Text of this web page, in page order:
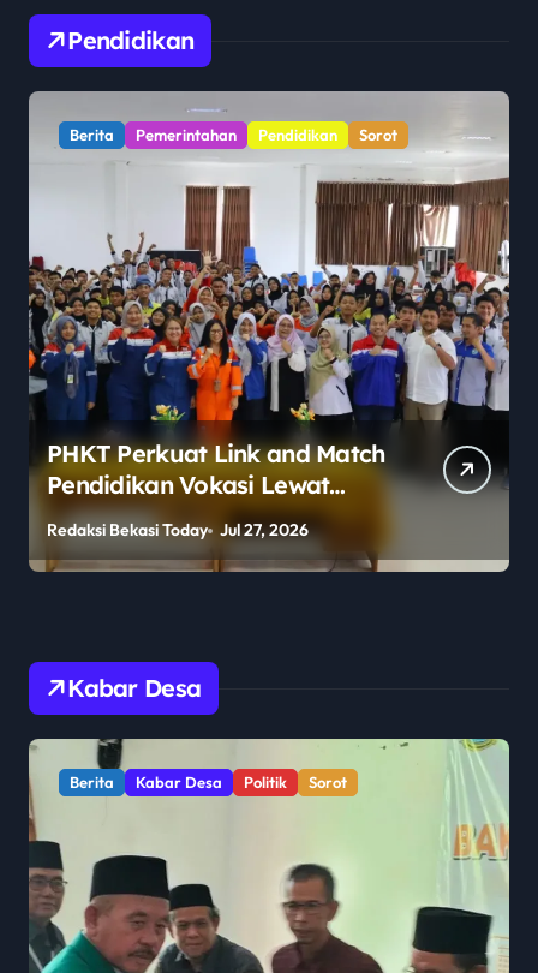
Pendidikan
Berita Pemerintahan Pendidikan Sorot
PHKT Perkuat Link and Match
Pendidikan Vokasi Lewat
Program Guru Tamu di SMKN
2 Penajam Paser Utara
Redaksi Bekasi Today Jul 27, 2026
Kabar Desa
Berita Kabar Desa Politik Sorot